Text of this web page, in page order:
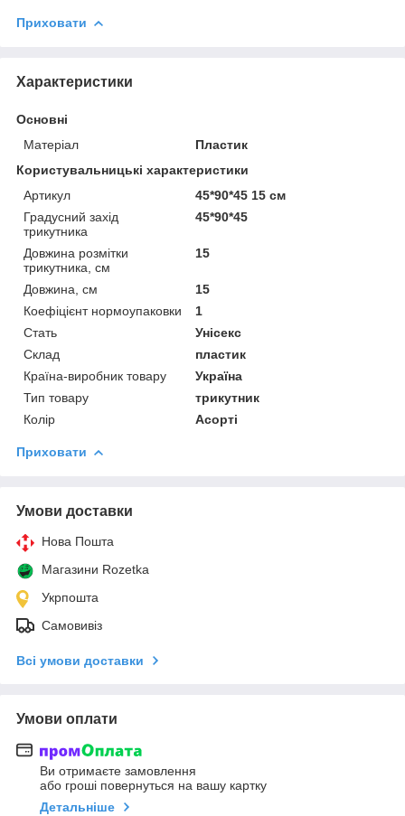
Приховати
Характеристики
Основні
Матеріал
Пластик
Користувальницькі характеристики
Артикул
45*90*45 15 см
Градусний захід
трикутника
45*90*45
Довжина розмітки
трикутника, см
15
Довжина, см
15
Коефіцієнт нормоупаковки
1
Стать
Унісекс
Склад
пластик
Країна-виробник товару
Україна
Тип товару
трикутник
Колір
Асорті
Приховати
Умови доставки
Нова Пошта
Магазини Rozetka
Укрпошта
Самовивіз
Всі умови доставки
Умови оплати
Ви отримаєте замовлення
або гроші повернуться на вашу картку
Детальніше